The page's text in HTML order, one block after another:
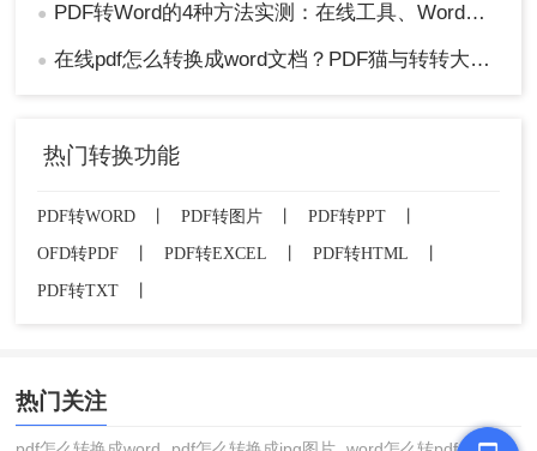
● PDF转Word的4种方法实测：在线工具、Word、Adobe与开源软件对比！！
● 在线pdf怎么转换成word文档？PDF猫与转转大师2种在线工具使用指南与功能对比！
热门转换功能
PDF转WORD PDF转图片 PDF转PPT
OFD转PDF
PDF转EXCEL PDF转HTML
PDF转TXT
热门关注